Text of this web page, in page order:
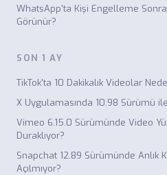
WhatsApp'ta Kişi Engelleme
Görünür?
SON 1 AY
TikTok'ta 10 Dakikalık Videolar
X Uygulamasında 10.98 Sürümü
Vimeo 6.15.0 Sürümünde Video
Duraklıyor?
Snapchat 12.89 Sürümünde Anlık
Açılmıyor?